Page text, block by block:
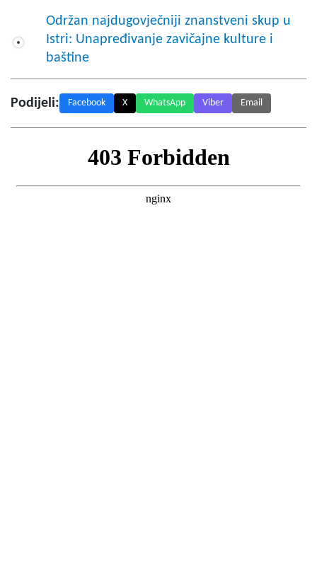
Održan najdugovječniji znanstveni skup u
Istri: Unapređivanje zavičajne kulture i
baštine
Podijeli: Facebook X WhatsApp Viber Email